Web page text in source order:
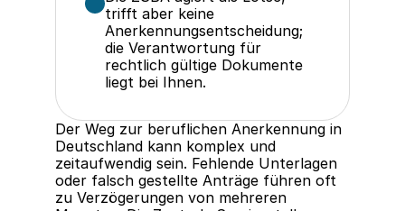
trifft aber keine
Anerkennungsentscheidung;
die Verantwortung für
rechtlich gültige Dokumente
liegt bei Ihnen.
Der Weg zur beruflichen Anerkennung in
Deutschland kann komplex und
zeitaufwendig sein. Fehlende Unterlagen
oder falsch gestellte Anträge führen oft
zu Verzögerungen von mehreren